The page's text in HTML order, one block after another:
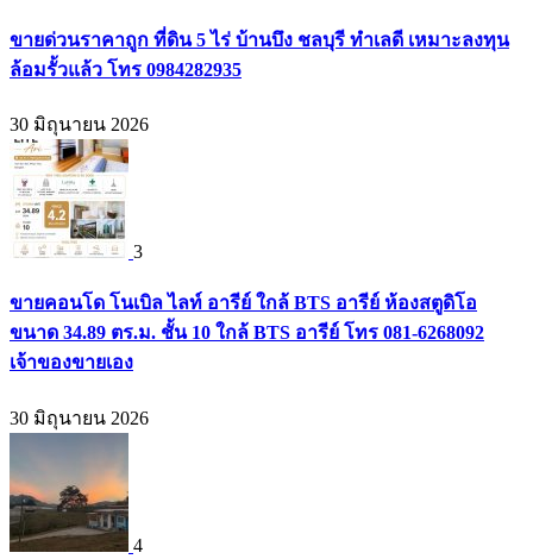
ขายด่วนราคาถูก ที่ดิน 5 ไร่ บ้านบึง ชลบุรี ทำเลดี เหมาะลงทุน
ล้อมรั้วแล้ว โทร 0984282935
30 มิถุนายน 2026
3
ขายคอนโด โนเบิล ไลท์ อารีย์ ใกล้ BTS อารีย์ ห้องสตูดิโอ
ขนาด 34.89 ตร.ม. ชั้น 10 ใกล้ BTS อารีย์ โทร 081-6268092
เจ้าของขายเอง
30 มิถุนายน 2026
4